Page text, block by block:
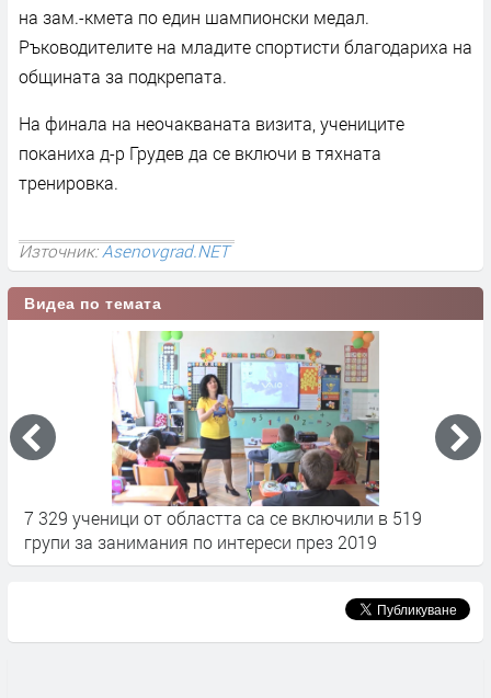
на зам.-кмета по един шампионски медал.
Ръководителите на младите спортисти благодариха на
общината за подкрепата.
На финала на неочакваната визита, учениците
поканиха д-р Грудев да се включи в тяхната
тренировка.
Източник:Asenovgrad.NET
Видеа по темата
7 329 ученици от областта са се включили в 519
групи за занимания по интереси през 2019